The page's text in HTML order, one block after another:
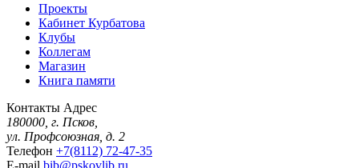
Проекты
Кабинет Курбатова
Клубы
Коллегам
Магазин
Книга памяти
Контакты Адрес
180000, г. Псков,
ул. Профсоюзная, д. 2
Телефон +7(8112) 72-47-35
E-mail bib@pskovlib.ru